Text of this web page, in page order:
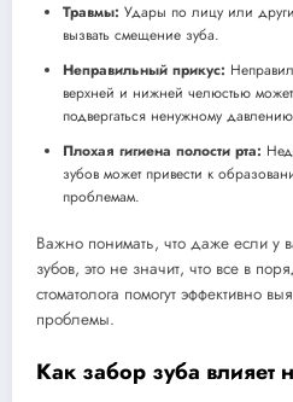
Травмы: Удары по лицу или
вызвать смещение зуба.
Неправильный прикус:
верхней и нижней челюстью может
подвергаться ненужному
Плохая гигиена полости рта:
зубов может привести к
проблемам.
Важно понимать, что даже если у
зубов, это не значит, что все в
стоматолога помогут эффективно
проблемы.
Как забор зуба влияет